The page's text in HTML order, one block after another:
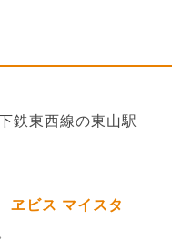
鉄東西線の東山駅
ヱビス マイスタ